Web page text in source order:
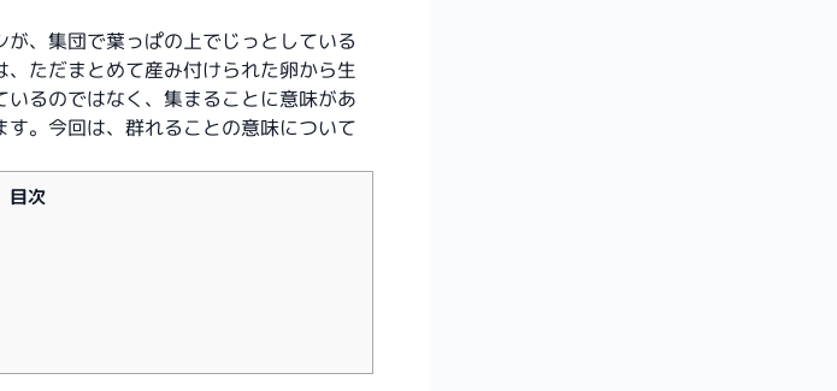
、集団で葉っぱの上でじっとしている
ただまとめて産み付けられた卵から生
るのではなく、集まることに意味があ
。今回は、群れることの意味について
目次